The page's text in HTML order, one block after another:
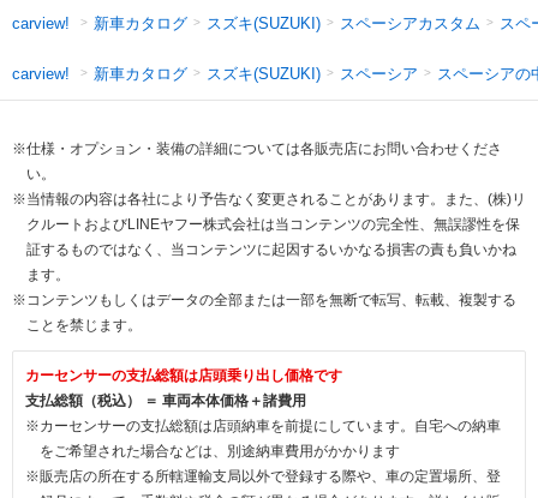
carview! 新車カタログ スズキ(SUZUKI) スペーシアカスタム スペ
carview! 新車カタログ スズキ(SUZUKI) スペーシア スペーシアの
※仕様・オプション・装備の詳細については各販売店にお問い合わせくださ
い。
※当情報の内容は各社により予告なく変更されることがあります。また、(株)リ
クルートおよびLINEヤフー株式会社は当コンテンツの完全性、無誤謬性を保
証するものではなく、当コンテンツに起因するいかなる損害の責も負いかね
ます。
※コンテンツもしくはデータの全部または一部を無断で転写、転載、複製する
ことを禁じます。
カーセンサーの支払総額は店頭乗り出し価格です
支払総額（税込） ＝ 車両本体価格＋諸費用
※カーセンサーの支払総額は店頭納車を前提にしています。自宅への納車
をご希望された場合などは、別途納車費用がかかります
※販売店の所在する所轄運輸支局以外で登録する際や、車の定置場所、登